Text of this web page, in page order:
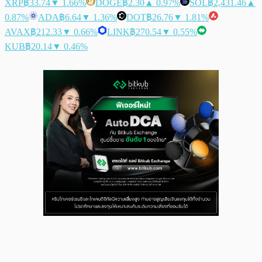
XRP฿33.74▼ 1.66% DOGE฿2.30 ▲ 0.97% SOL฿2,431.46 ▲
0.87%
ADA฿6.64▼ 1.36% DOT฿26.76▼ 1.81%
AVAX฿212.33▼ 0.66% LINK฿270.54▼ 0.55%
KUB฿20.14▼ 0.46%